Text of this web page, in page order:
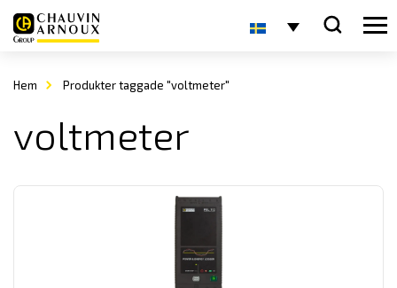
Hem Produkter taggade "voltmeter"
voltmeter